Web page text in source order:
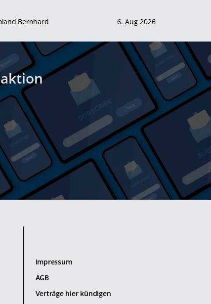
Bernhard 6. Aug 2026
Impressum
AGB
Verträge hier kündigen